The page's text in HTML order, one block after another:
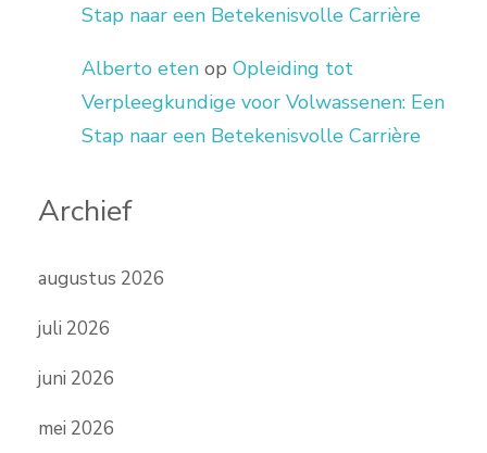
Stap naar een Betekenisvolle Carrière
Alberto eten op Opleiding tot
Verpleegkundige voor Volwassenen: Een
Stap naar een Betekenisvolle Carrière
Archief
augustus 2026
juli 2026
juni 2026
mei 2026